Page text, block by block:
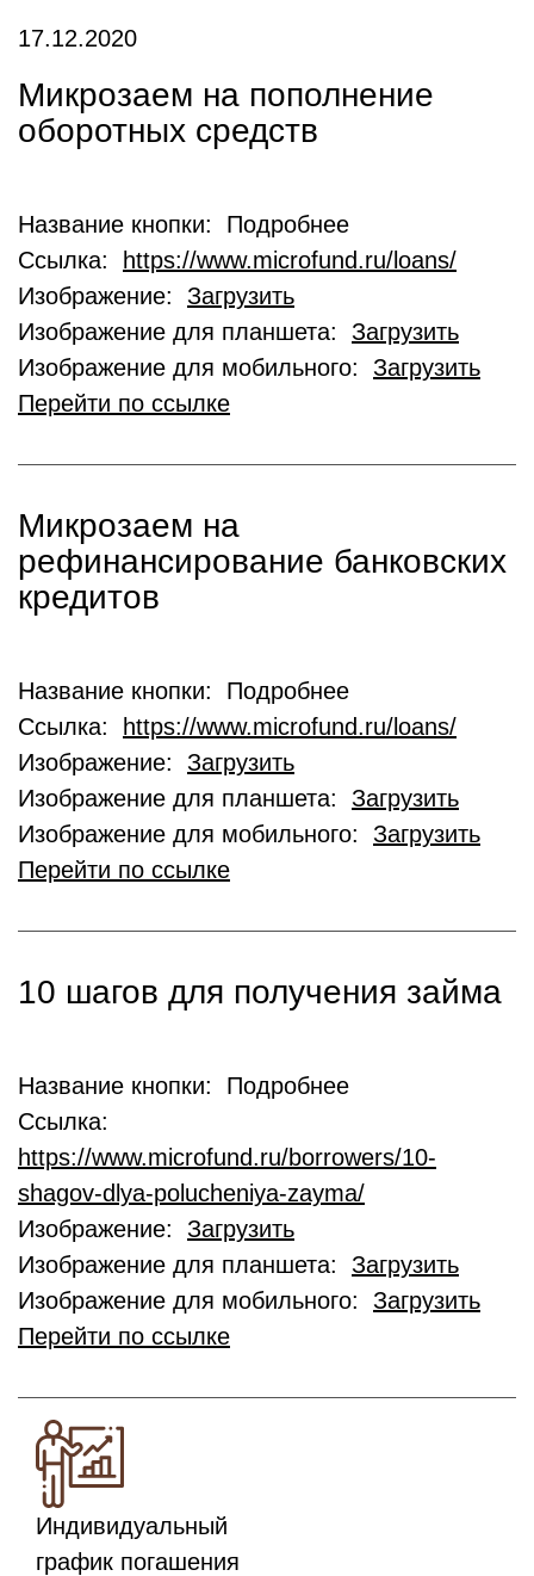
17.12.2020
Микрозаем на пополнение
оборотных средств
Название кнопки: Подробнее
Ссылка:
https://www.microfund.ru/loans/
Изображение: Загрузить
Изображение для планшета: Загрузить
Изображение для мобильного: Загрузить
Перейти по ссылке
Микрозаем на
рефинансирование банковских
кредитов
Название кнопки: Подробнее
Ссылка:
https://www.microfund.ru/loans/
Изображение: Загрузить
Изображение для планшета: Загрузить
Изображение для мобильного: Загрузить
Перейти по ссылке
10 шагов для получения займа
Название кнопки: Подробнее
Ссылка:
https://www.microfund.ru/borrowers/10-
shagov-dlya-polucheniya-zayma/
Изображение: Загрузить
Изображение для планшета: Загрузить
Изображение для мобильного: Загрузить
Перейти по ссылке
Индивидуальный
график погашения